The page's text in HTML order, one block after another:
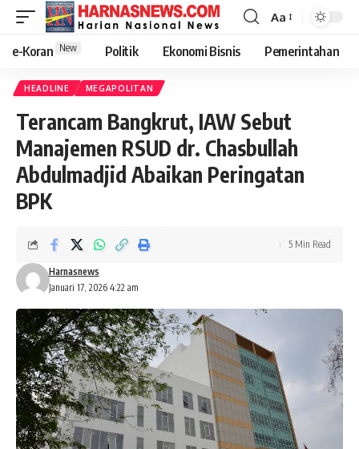
Aa
e-Koran New Politik Ekonomi Bisnis Pemerintahan
HEADLINE MEGAPOLITAN
Terancam Bangkrut, IAW Sebut
Manajemen RSUD dr. Chasbullah
Abdulmadjid Abaikan Peringatan
BPK
Januari 17, 2026 4:22 am
Harnasnews
5 Min Read